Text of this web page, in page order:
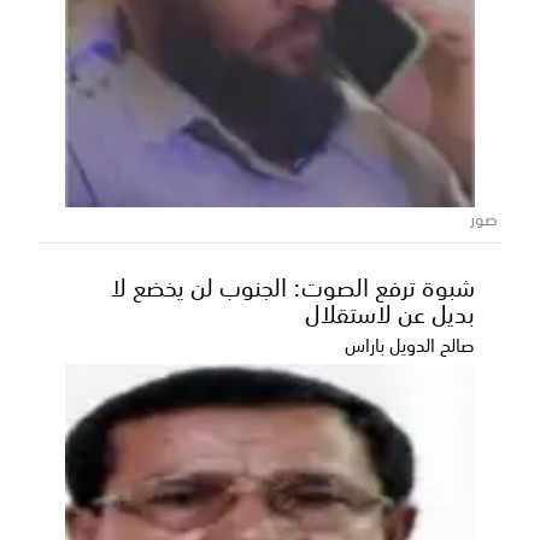
بيان خليجي شديد اللهجة: أمن دول المجلس
"لا يتجزأ" والاعتداءات الإيرانية انتهاك صارخ
للقانون الدولي
أصدر المجلس الوزاري لمجلس التعاون لدول الخليج العربيةصور
شبوة ترفع الصوت: الجنوب لن يخضع لا
بديل عن لاستقلال
صالح الدويل باراس